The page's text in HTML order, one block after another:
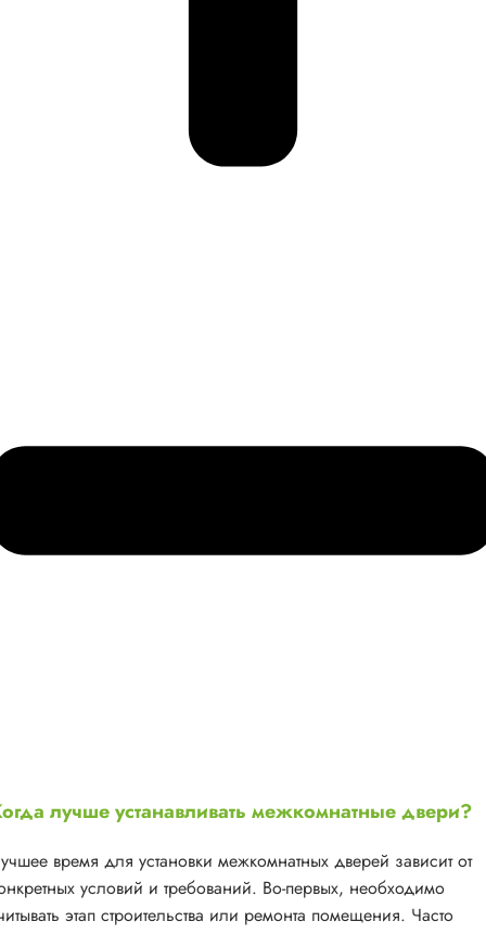
лучше устанавливать межкомнатные двери?
время для установки межкомнатных дверей зависит от
условий и требований. Во-первых, необходимо
этап строительства или ремонта помещения. Часто